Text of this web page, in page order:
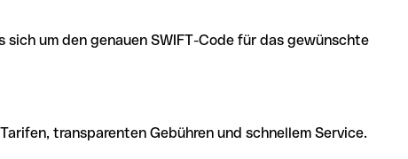
um den genauen SWIFT-Code für das gewünschte
transparenten Gebühren und schnellem Service.